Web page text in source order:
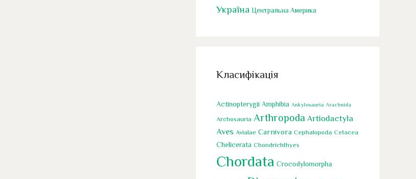
Україна Центральна Америка
Класифікація
Actinopterygii Amphibia Ankylosauria Arachnida
Archosauria Arthropoda Artiodactyla
Aves Avialae Carnivora Cephalopoda Cetacea
Chelicerata Chondrichthyes
Chordata Crocodylomorpha